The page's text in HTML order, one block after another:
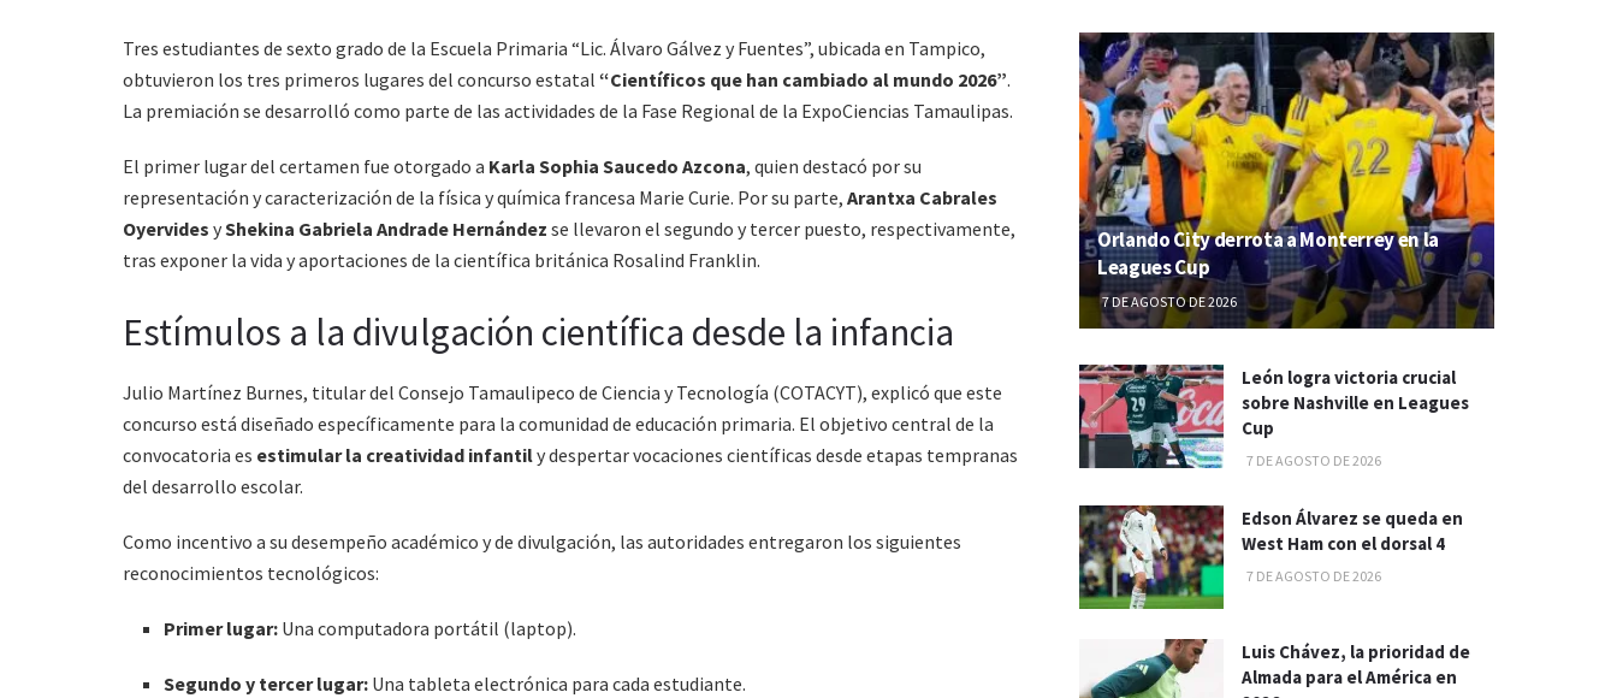
Tres estudiantes de sexto grado de la Escuela Primaria “Lic. Álvaro Gálvez y Fuentes”, ubicada en Tampico,
obtuvieron los tres primeros lugares del concurso estatal “Científicos que han cambiado al mundo 2026”.
La premiación se desarrolló como parte de las actividades de la Fase Regional de la ExpoCiencias Tamaulipas.
El primer lugar del certamen fue otorgado a Karla Sophia Saucedo Azcona, quien destacó por su
representación y caracterización de la física y química francesa Marie Curie. Por su parte, Arantxa Cabrales
Oyervides yShekina Gabriela Andrade Hernández se llevaron el segundo y tercer puesto, respectivamente,
tras exponer la vida y aportaciones de la científica británica Rosalind Franklin.
Estímulos a la divulgación científica desde la infancia
Julio Martínez Burnes, titular del Consejo Tamaulipeco de Ciencia y Tecnología (COTACYT), explicó que este
concurso está diseñado específicamente para la comunidad de educación primaria. El objetivo central de la
convocatoria es estimular la creatividad infantily despertar vocaciones científicas desde etapas tempranas
del desarrollo escolar.
Como incentivo a su desempeño académico y de divulgación, las autoridades entregaron los siguientes
reconocimientos tecnológicos:
Primer lugar: Una computadora portátil (laptop).
Segundo y tercer lugar: Una tableta electrónica para cada estudiante.
Orlando City derrota a Monterrey en la
Leagues Cup
7 DE AGOSTO DE 2026
León logra victoria crucial
sobre Nashville en Leagues
Cup
7 DE AGOSTO DE 2026
Edson Álvarez se queda en
West Ham con el dorsal 4
7 DE AGOSTO DE 2026
Luis Chávez, la prioridad de
Almada para el América en